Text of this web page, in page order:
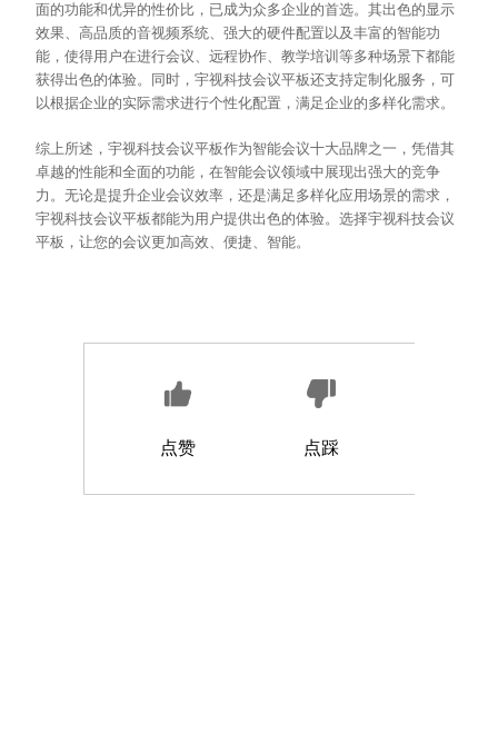
面的功能和优异的性价比，已成为众多企业的首选。其出色的显示
效果、高品质的音视频系统、强大的硬件配置以及丰富的智能功
能，使得用户在进行会议、远程协作、教学培训等多种场景下都能
获得出色的体验。同时，宇视科技会议平板还支持定制化服务，可
以根据企业的实际需求进行个性化配置，满足企业的多样化需求。
综上所述，宇视科技会议平板作为智能会议十大品牌之一，凭借其
卓越的性能和全面的功能，在智能会议领域中展现出强大的竞争
力。无论是提升企业会议效率，还是满足多样化应用场景的需求，
宇视科技会议平板都能为用户提供出色的体验。选择宇视科技会议
平板，让您的会议更加高效、便捷、智能。